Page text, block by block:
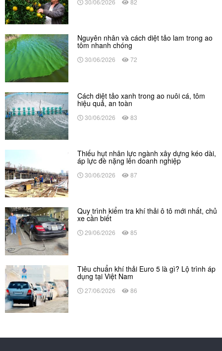
30/06/2026 82
Nguyên nhân và cách diệt tảo lam trong ao
tôm nhanh chóng
30/06/2026 72
Cách diệt tảo xanh trong ao nuôi cá, tôm
hiệu quả, an toàn
30/06/2026 83
Thiếu hụt nhân lực ngành xây dựng kéo dài,
áp lực đè nặng lên doanh nghiệp
30/06/2026 87
Quy trình kiểm tra khí thải ô tô mới nhất, chủ
xe cần biết
29/06/2026 85
Tiêu chuẩn khí thải Euro 5 là gì? Lộ trình áp
dụng tại Việt Nam
27/06/2026 86